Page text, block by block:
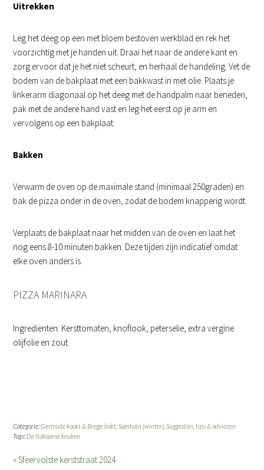
Uitrekken
Leg het deeg op een met bloem bestoven werkblad en rek het
voorzichtig met je handen uit. Draai het naar de andere kant en
zorg ervoor dat je het niet scheurt, en herhaal de handeling. Vet de
bodem van de bakplaat met een bakkwast in met olie. Plaats je
linkerarm diagonaal op het deeg met de handpalm naar beneden,
pak met de andere hand vast en leg het eerst op je arm en
vervolgens op een bakplaat.
Bakken
Verwarm de oven op de maximale stand (minimaal 250graden) en
bak de pizza onder in de oven, zodat de bodem knapperig wordt.
Verplaats de bakplaat naar het midden van de oven en laat het
nog eens 8-10 minuten bakken. Deze tijden zijn indicatief omdat
elke oven anders is.
PIZZA MARINARA
Ingrediënten: Kersttomaten, knoflook, peterselie, extra vergine
olijfolie en zout.
Categorie:Gertrude kookt & Bregje bakt ,Samhain (winter) ,Suggesties, tips & adviezen
Tags: De Italiaanse keuken
« Sfeervolste kerststraat 2024